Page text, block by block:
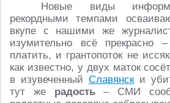
Новые виды
рекордными темпами
вкупе с нашими же
изумительно всё прекрасно
платить, и грантопоток не
как известно, у двух маток
в изувеченный Славянски
тут же радость– СМИ